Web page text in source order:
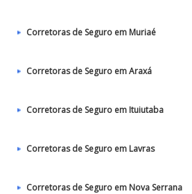
Corretoras de Seguro em Muriaé
Corretoras de Seguro em Araxá
Corretoras de Seguro em Ituiutaba
Corretoras de Seguro em Lavras
Corretoras de Seguro em Nova Serrana